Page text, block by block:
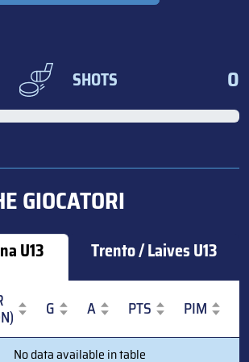
SHOTS 0
GIOCATORI
U13 Trento / Laives U13
G A PTS
PIM
A PTS
No data available in table